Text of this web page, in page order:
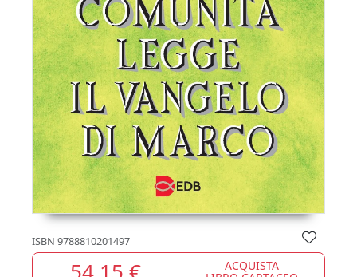
ISBN 9788810201497
54,15 € ACQUISTA